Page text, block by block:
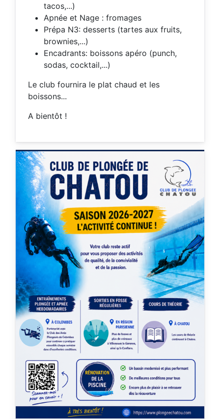
tacos,...)
Apnée et Nage : fromages
Prépa N3: desserts (tartes aux fruits,
brownies,...)
Encadrants: boissons apéro (punch,
sodas, cocktail,...)
Le club fournira le plat chaud et les
boissons...
A bientôt !